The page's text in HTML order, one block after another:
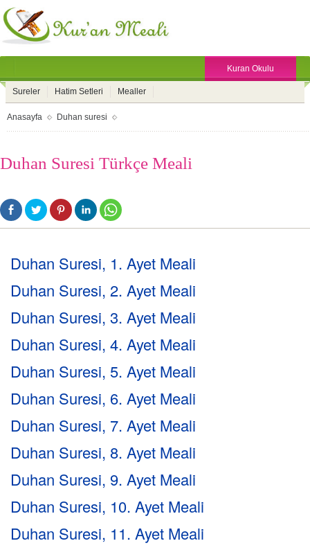
Kuran Okulu
Sureler Hatim Setleri Mealler
Anasayfa Duhan suresi
Duhan Suresi Türkçe Meali
Duhan Suresi, 1. Ayet Meali
Duhan Suresi, 2. Ayet Meali
Duhan Suresi, 3. Ayet Meali
Duhan Suresi, 4. Ayet Meali
Duhan Suresi, 5. Ayet Meali
Duhan Suresi, 6. Ayet Meali
Duhan Suresi, 7. Ayet Meali
Duhan Suresi, 8. Ayet Meali
Duhan Suresi, 9. Ayet Meali
Duhan Suresi, 10. Ayet Meali
Duhan Suresi, 11. Ayet Meali